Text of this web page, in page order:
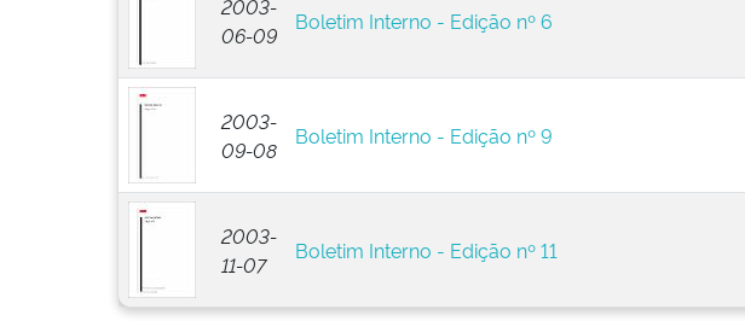
2003-
06-09
Boletim Interno - Edição nº 6
2003-
09-08
Boletim Interno - Edição nº 9
2003-
11-07
Boletim Interno - Edição nº 11